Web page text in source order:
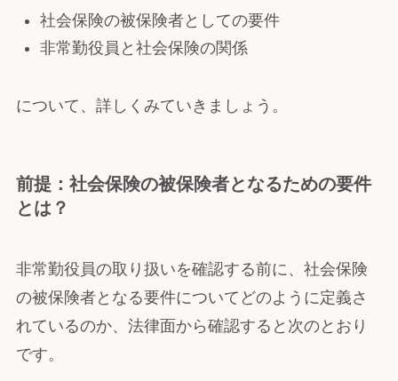
社会保険の被保険者としての要件
非常勤役員と社会保険の関係
について、詳しくみていきましょう。
前提：社会保険の被保険者となるための要件
とは？
非常勤役員の取り扱いを確認する前に、社会保険
の被保険者となる要件についてどのように定義さ
れているのか、法律面から確認すると次のとおり
です。